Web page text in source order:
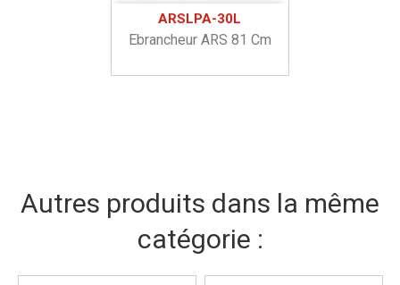
ARSLPA-30L
Ebrancheur ARS 81 Cm
Autres produits dans la même
catégorie :